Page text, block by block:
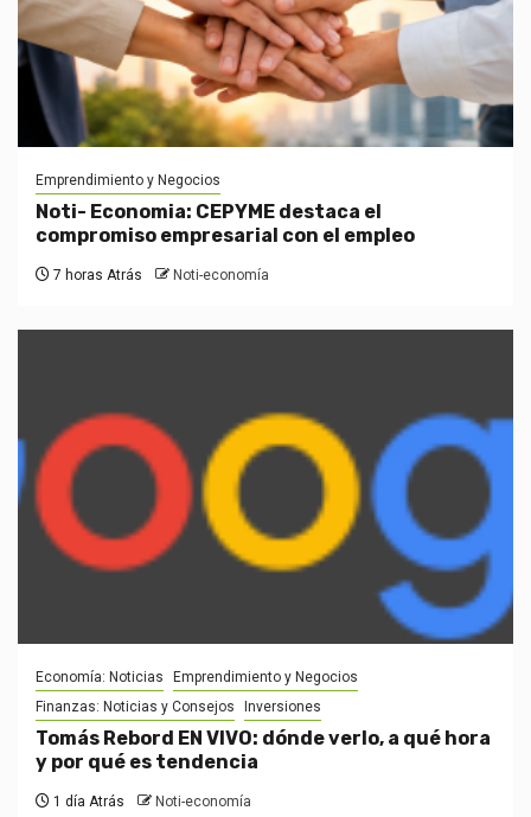
Emprendimiento y Negocios
Noti- Economia: CEPYME destaca el
compromiso empresarial con el empleo
7 horas Atrás Noti-economía
Economía: Noticias
Emprendimiento y Negocios
Finanzas: Noticias y Consejos
Inversiones
Tomás Rebord EN VIVO: dónde verlo, a qué hora
y por qué es tendencia
1 día Atrás Noti-economía